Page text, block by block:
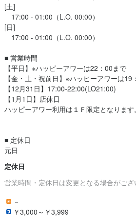
[土]
17:00 - 01:00（L.O. 00:00）
[日]
17:00 - 01:00（L.O. 00:00）
■ 営業時間
【平日】※ハッピーアワーは22：00まで
【金・土・祝前日】※ハッピーアワーは19
【12月31日】17:00‐22:00(LO21:00)
【1月1日】店休日
ハッピーアワー利用は１Ｆ限定となります。
■ 定休日
元日
定休日
営業時間・定休日は変更となる場合がござ
－
￥3,000～￥3,999